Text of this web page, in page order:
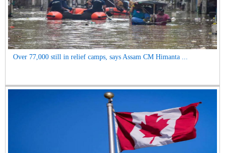
Over 77,000 still in relief camps, says Assam CM Himanta ...